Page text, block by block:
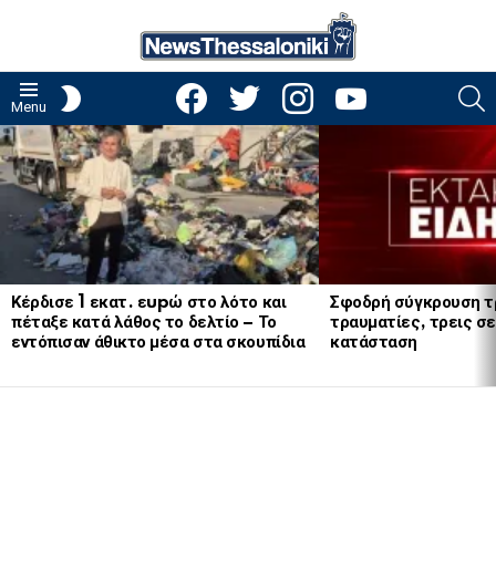
Menu
facebooktwitter instagramyoutube
LATEST
STORIES
Κέρδισε 1 εκατ. εupώ στο λότο και
πέταξε κατά λάθος το δελτίο – Το
εντόπισαν άθικτο μέσα στα σκουπίδια
Σφοδρή σύγκρουση
τραυματίες, τρεις
κατάσταση